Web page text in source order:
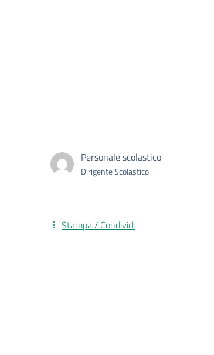
Personale scolastico
Dirigente Scolastico
Stampa / Condividi